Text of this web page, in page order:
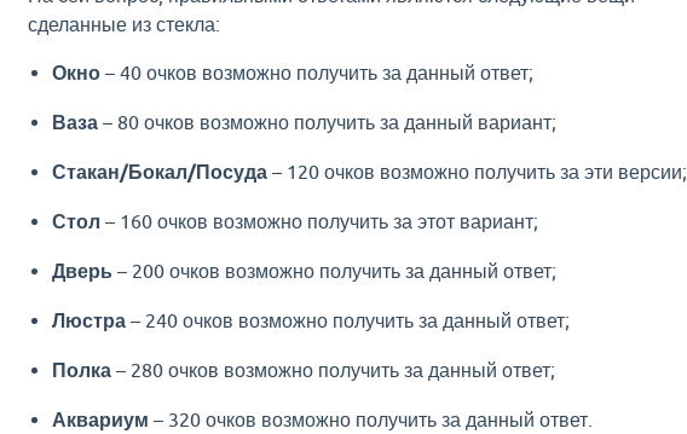
сделанные из стекла:
Окно – 40 очков возможно получить за данный ответ;
Ваза – 80 очков возможно получить за данный вариант;
Стакан/Бокал/Посуда – 120 очков возможно получить за эти версии;
Стол – 160 очков возможно получить за этот вариант;
Дверь – 200 очков возможно получить за данный ответ;
Люстра – 240 очков возможно получить за данный ответ;
Полка – 280 очков возможно получить за данный ответ;
Аквариум – 320 очков возможно получить за данный ответ.